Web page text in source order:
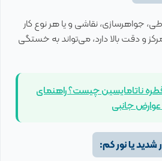
جواهرسازی، نقاشی و یا هر نوع کار
و دقت بالا دارد، می‌تواند به خستگی
ناتامایسین چیست؟ راهنمای
جانبی
شدید یا نور کم: